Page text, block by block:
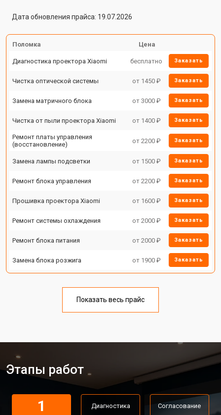
Дата обновления прайса: 19.07.2026
Поломка Цена
Диагностика проектора Xiaomi бесплатно Заказать
Чистка оптической системы от 1450 ₽ Заказать
Замена матричного блока от 3000 ₽ Заказать
Чистка от пыли проектора Xiaomi от 1400 ₽ Заказать
Ремонт платы управления
(восстановление)
от 2200 ₽ Заказать
Замена лампы подсветки от 1500 ₽ Заказать
Ремонт блока управления от 2200 ₽ Заказать
Прошивка проектора Xiaomi от 1600 ₽ Заказать
Ремонт системы охлаждения от 2000 ₽ Заказать
Ремонт блока питания от 2000 ₽ Заказать
Замена блока розжига от 1900 ₽ Заказать
Показать весь прайс
Этапы работ
1 Диагностика Согласование